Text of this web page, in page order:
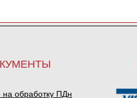
на обработку ПДн